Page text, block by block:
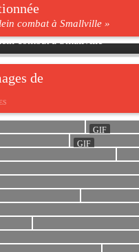
combat à Smallville »
combat à Smallville
de